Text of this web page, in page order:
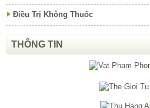
Điều Trị Không Thuốc
THÔNG TIN